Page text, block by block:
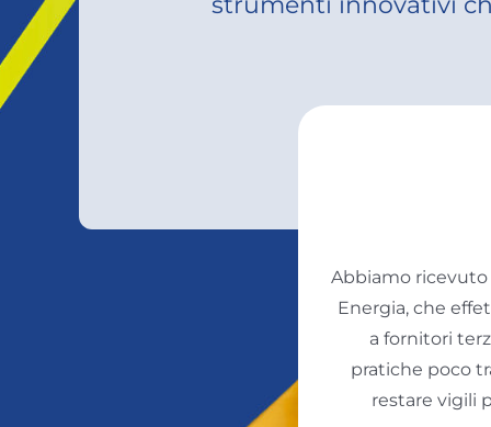
Abbiamo
Energia, che
a fornitori
pratiche poco
restare vigili